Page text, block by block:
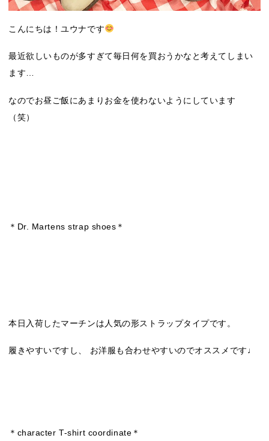
こんにちは！ユウナです
最近欲しいものが多すぎて毎日何を買おうかなと考えてしまい
ます…
なのでお昼ご飯にあまりお金を使わないようにしています
（笑）
＊Dr. Martens strap shoes＊
本日入荷したマーチンは人気の形ストラップタイプです。
履きやすいですし、 お洋服も合わせやすいのでオススメです♩
＊character T-shirt coordinate＊